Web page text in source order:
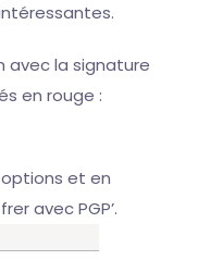
avec la signature
en rouge :
et en
avec PGP’.